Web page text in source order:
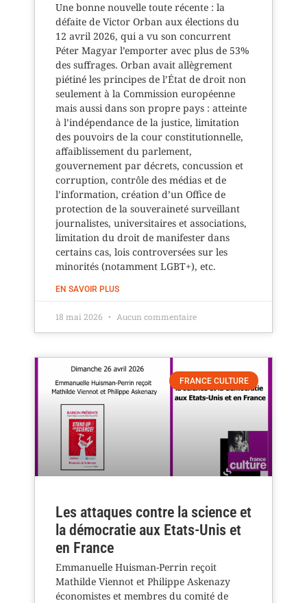
Une bonne nouvelle toute récente : la
défaite de Victor Orban aux élections du
12 avril 2026, qui a vu son concurrent
Péter Magyar l’emporter avec plus de 53%
des suffrages. Orban avait allègrement
piétiné les principes de l’État de droit non
seulement à la Commission européenne
mais aussi dans son propre pays : atteinte
à l’indépendance de la justice, limitation
des pouvoirs de la cour constitutionnelle,
affaiblissement du parlement,
gouvernement par décrets, concussion et
corruption, contrôle des médias et de
l’information, création d’un Office de
protection de la souveraineté surveillant
journalistes, universitaires et associations,
limitation du droit de manifester dans
certains cas, lois controversées sur les
minorités (notamment LGBT+), etc.
EN SAVOIR PLUS
18 mai 2026 Aucun commentaire
FRANCE CULTURE
Les attaques contre la science et
la démocratie aux Etats-Unis et
en France
Emmanuelle Huisman-Perrin reçoit
Mathilde Viennot et Philippe Askenazy
économistes et membres du comité de